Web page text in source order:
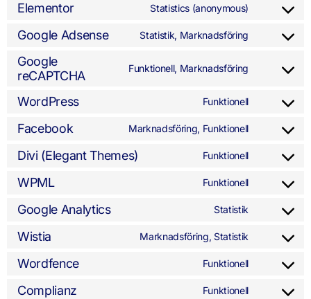
Elementor Statistics (anonymous)
Google Adsense Statistik, Marknadsföring
Google
reCAPTCHA
Funktionell, Marknadsföring
WordPress Funktionell
Facebook Marknadsföring, Funktionell
Divi (Elegant Themes) Funktionell
WPML Funktionell
Google Analytics Statistik
Wistia Marknadsföring, Statistik
Wordfence Funktionell
Complianz Funktionell